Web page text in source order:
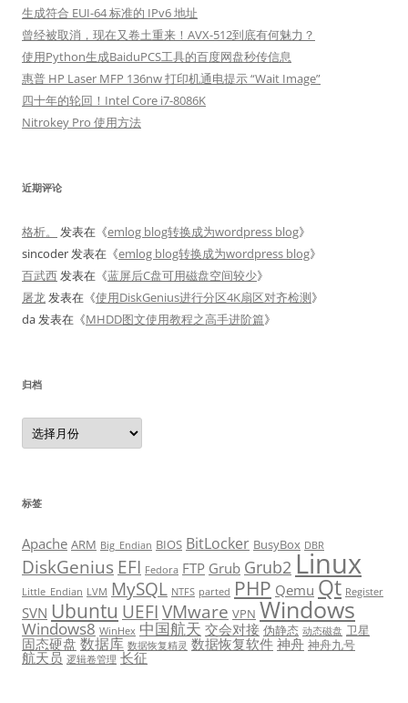
生成符合 EUI-64 标准的 IPv6 地址
曾经被取消，现在又卷土重来！AVX-512到底有何魅力？
使用Python生成BaiduPCS工具的百度网盘秒传信息
惠普 HP Laser MFP 136nw 打印机通电提示 “Wait Image”
四十年的轮回！Intel Core i7-8086K
Nitrokey Pro 使用方法
近期评论
格析。 发表在《emlog blog转换成为wordpress blog》
sincoder发表在《emlog blog转换成为wordpress blog》
百武西发表在《蓝屏后C盘可用磁盘空间较少》
屠龙发表在《使用DiskGenius进行分区4K扇区对齐检测》
da发表在《MHDD图文使用教程之高手进阶篇》
归档
归
档
标签
Apache ARM Big_Endian BIOS BitLocker BusyBox DBR
DiskGenius EFI Fedora FTP Grub Grub2 Linux
Little_Endian LVM MySQL NTFS parted PHP Qemu Qt Register
SVN Ubuntu UEFI VMware VPN Windows
Windows8 WinHex 中国航天 交会对接 伪静态 动态磁盘 卫星
固态硬盘 数据库 数据恢复精灵 数据恢复软件 神舟 神舟九号
航天员 逻辑卷管理 长征